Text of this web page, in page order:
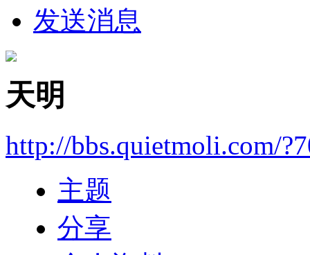
发送消息
天明
http://bbs.quietmoli.com/
主题
分享